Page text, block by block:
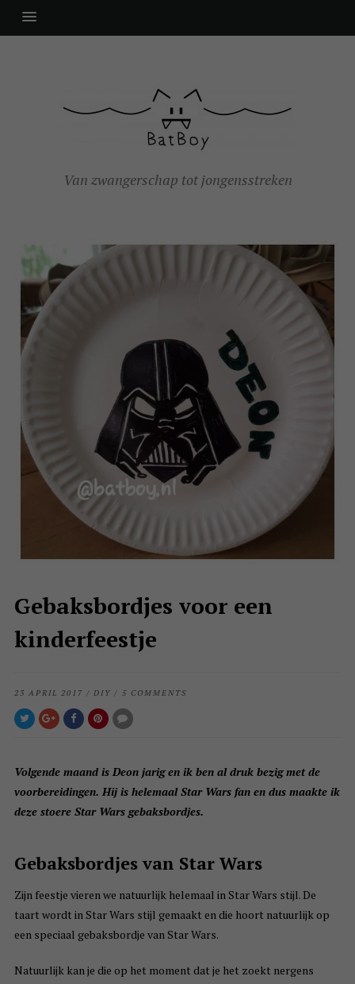
Van zwangerschap tot jongensstreken
Gebaksbordjes voor een
kinderfeestje
23 APRIL 2017 / DIY / 5 COMMENTS
Volgende maand is Deon jarig en ik ben al druk bezig met de
voorbereidingen. Hij is helemaal Star Wars fan en dus maakte ik
deze stoere Star Wars gebaksbordjes.
Gebaksbordjes van Star Wars
Zijn feestje vieren we natuurlijk helemaal in Star Wars stijl. De
taart wordt in Star Wars stijl gemaakt en die hoort natuurlijk op
een speciaal gebaksbordje van Star Wars.
Natuurlijk kan je die op het moment dat je het zoekt nergens